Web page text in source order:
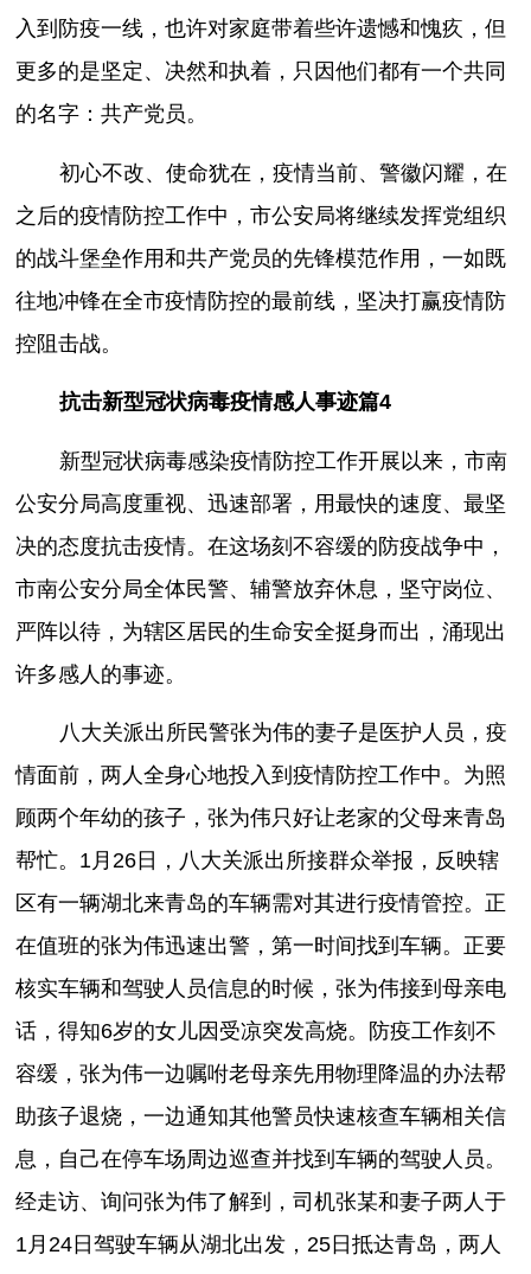
入到防疫一线，也许对家庭带着些许遗憾和愧疚，但
更多的是坚定、决然和执着，只因他们都有一个共同
的名字：共产党员。
初心不改、使命犹在，疫情当前、警徽闪耀，在
之后的疫情防控工作中，市公安局将继续发挥党组织
的战斗堡垒作用和共产党员的先锋模范作用，一如既
往地冲锋在全市疫情防控的最前线，坚决打赢疫情防
控阻击战。
抗击新型冠状病毒疫情感人事迹篇4
新型冠状病毒感染疫情防控工作开展以来，市南
公安分局高度重视、迅速部署，用最快的速度、最坚
决的态度抗击疫情。在这场刻不容缓的防疫战争中，
市南公安分局全体民警、辅警放弃休息，坚守岗位、
严阵以待，为辖区居民的生命安全挺身而出，涌现出
许多感人的事迹。
八大关派出所民警张为伟的妻子是医护人员，疫
情面前，两人全身心地投入到疫情防控工作中。为照
顾两个年幼的孩子，张为伟只好让老家的父母来青岛
帮忙。1月26日，八大关派出所接群众举报，反映辖
区有一辆湖北来青岛的车辆需对其进行疫情管控。正
在值班的张为伟迅速出警，第一时间找到车辆。正要
核实车辆和驾驶人员信息的时候，张为伟接到母亲电
话，得知6岁的女儿因受凉突发高烧。防疫工作刻不
容缓，张为伟一边嘱咐老母亲先用物理降温的办法帮
助孩子退烧，一边通知其他警员快速核查车辆相关信
息，自己在停车场周边巡查并找到车辆的驾驶人员。
经走访、询问张为伟了解到，司机张某和妻子两人于
1月24日驾驶车辆从湖北出发，25日抵达青岛，两人